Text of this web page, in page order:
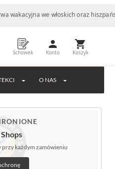
we włoskich oraz hiszpańskich
Schowek Konto Koszyk
O NAS
każdym zamówieniu